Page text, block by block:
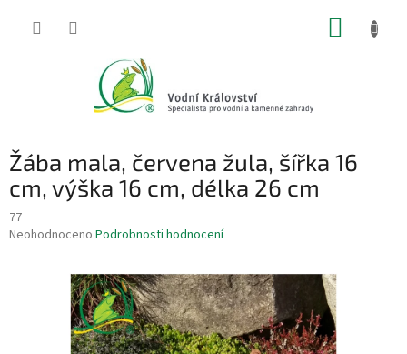
Žába mala, červena žula, šířka 16
cm, výška 16 cm, délka 26 cm
77
Průměrné
Neohodnoceno Podrobnosti hodnocení